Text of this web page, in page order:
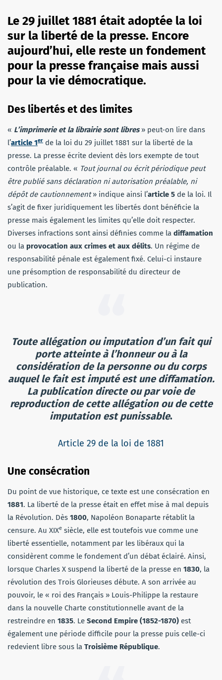
Le 29 juillet 1881 était adoptée la loi
sur la liberté de la presse. Encore
aujourd’hui, elle reste un fondement
pour la presse française mais aussi
pour la vie démocratique.
Des libertés et des limites
« L’imprimerie et la librairie sont libres» peut-on lire dans
l’article 1er de la loi du 29 juillet 1881 sur la liberté de la
presse. La presse écrite devient dès lors exempte de tout
contrôle préalable. « Tout journal ou écrit périodique peut
être publié sans déclaration ni autorisation préalable, ni
dépôt de cautionnement» indique ainsi l’article 5 de la loi. Il
s’agit de fixer juridiquement les libertés dont bénéficie la
presse mais également les limites qu’elle doit respecter.
Diverses infractions sont ainsi définies comme la diffamation
ou la provocation aux crimes et aux délits. Un régime de
responsabilité pénale est également fixé. Celui-ci instaure
une présomption de responsabilité du directeur de
publication.
Toute allégation ou imputation d’un fait qui
porte atteinte à l’honneur ou à la
considération de la personne ou du corps
auquel le fait est imputé est une diffamation.
La publication directe ou par voie de
reproduction de cette allégation ou de cette
imputation est punissable.
Article 29 de la loi de 1881
Une consécration
Du point de vue historique, ce texte est une consécration en
1881. La liberté de la presse était en effet mise à mal depuis
la Révolution. Dès 1800, Napoléon Bonaparte rétablit la
censure. Au XIXe siècle, elle est toutefois vue comme une
liberté essentielle, notamment par les libéraux qui la
considèrent comme le fondement d’un débat éclairé. Ainsi,
lorsque Charles X suspend la liberté de la presse en 1830, la
révolution des Trois Glorieuses débute. A son arrivée au
pouvoir, le « roi des Français » Louis-Philippe la restaure
dans la nouvelle Charte constitutionnelle avant de la
restreindre en 1835. Le Second Empire (1852-1870) est
également une période difficile pour la presse puis celle-ci
redevient libre sous la Troisième République.